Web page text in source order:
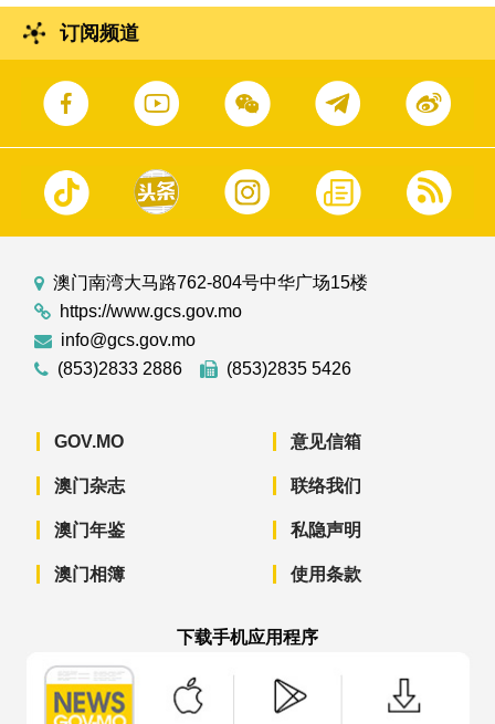
订阅频道
澳门南湾大马路762-804号中华广场15楼
https://www.gcs.gov.mo
info@gcs.gov.mo
(853)2833 2886
(853)2835 5426
GOV.MO
澳门杂志
澳门年鉴
澳门相簿
意见信箱
联络我们
私隐声明
使用条款
下载手机应用程序